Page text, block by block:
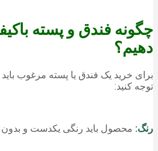
چگونه فندق و پسته
دهیم؟
برای خرید یک فندق یا پسته مرغوب
توجه کنید:
رنگ: محصول باید رنگی یکدست و بدون